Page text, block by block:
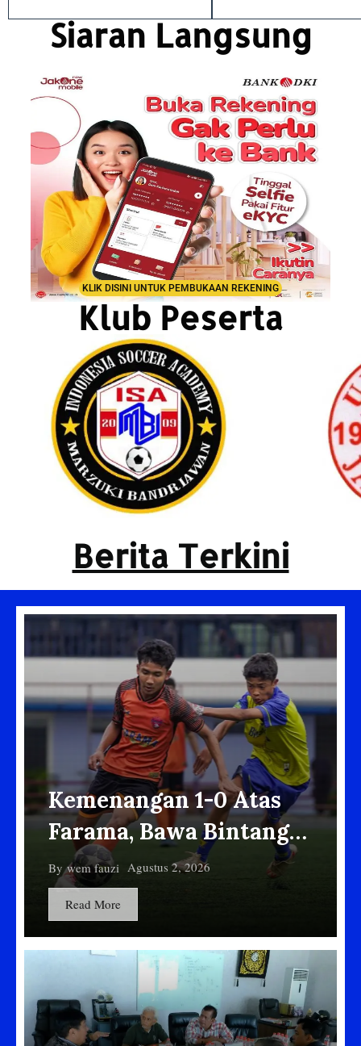
Siaran Langsung
KLIK DISINI UNTUK PEMBUKAAN REKENING
Klub Peserta
Berita Terkini
Kemenangan 1-0 Atas
Farama, Bawa Bintang
Ragunan Naik ke Posisi
Empat Klasemen Liga
Soeratin U-15
By wem fauzi Agustus 2, 2026
Read More